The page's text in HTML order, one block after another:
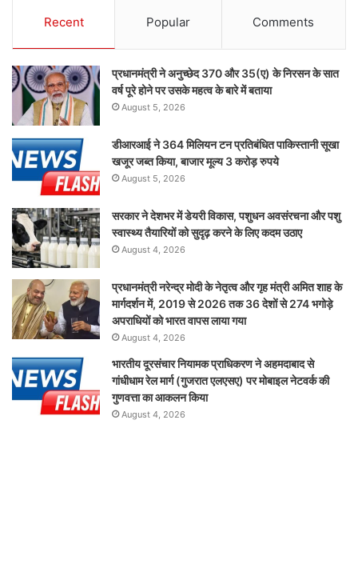
Recent Popular Comments
प्रधानमंत्री ने अनुच्छेद 370 और 35(ए) के निरसन के सात
वर्ष पूरे होने पर उसके महत्व के बारे में बताया
August 5, 2026
डीआरआई ने 364 मिलियन टन प्रतिबंधित पाकिस्तानी सूखा
खजूर जब्त किया, बाजार मूल्य 3 करोड़ रुपये
August 5, 2026
सरकार ने देशभर में डेयरी विकास, पशुधन अवसंरचना और पशु
स्वास्थ्य तैयारियों को सुदृढ़ करने के लिए कदम उठाए
August 4, 2026
प्रधानमंत्री नरेन्द्र मोदी के नेतृत्व और गृह मंत्री अमित शाह के
मार्गदर्शन में, 2019 से 2026 तक 36 देशों से 274 भगोड़े
अपराधियों को भारत वापस लाया गया
August 4, 2026
भारतीय दूरसंचार नियामक प्राधिकरण ने अहमदाबाद से
गांधीधाम रेल मार्ग (गुजरात एलएसए) पर मोबाइल नेटवर्क की
गुणवत्ता का आकलन किया
August 4, 2026